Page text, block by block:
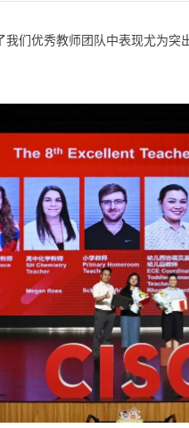
我们优秀教师团队中表现尤为